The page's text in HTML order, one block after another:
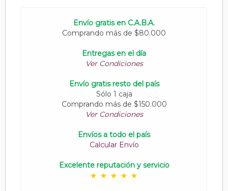
Envío gratis en C.A.B.A.
Comprando más de $80.000
Entregas en el día
Ver Condiciones
Envío gratis resto del país
Sólo 1 caja
Comprando más de $150.000
Ver Condiciones
Envíos a todo el país
Calcular Envío
Excelente reputación y servicio